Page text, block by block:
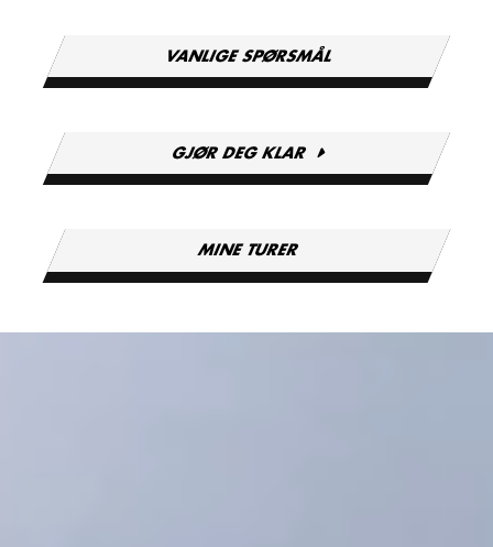
VANLIGE SPØRSMÅL
GJØR DEG KLAR
MINE TURER